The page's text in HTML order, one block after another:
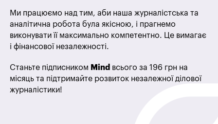
Ми працюємо над тим, аби наша журналістська та
аналітична робота була якісною, і прагнемо
виконувати її максимально компетентно. Це вимагає
і фінансової незалежності.
Станьте підписником Mind всього за 196 грн на
місяць та підтримайте розвиток незалежної ділової
журналістики!